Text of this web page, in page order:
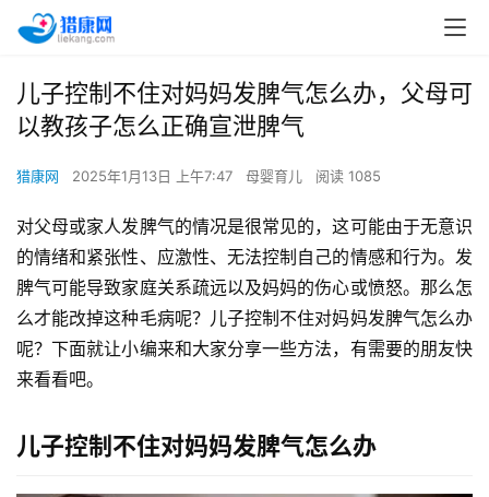
儿子控制不住对妈妈发脾气怎么办，父母可
以教孩子怎么正确宣泄脾气
猎康网 2025年1月13日 上午7:47 母婴育儿 阅读 1085
对父母或家人发脾气的情况是很常见的，这可能由于无意识
的情绪和紧张性、应激性、无法控制自己的情感和行为。发
脾气可能导致家庭关系疏远以及妈妈的伤心或愤怒。那么怎
么才能改掉这种毛病呢？儿子控制不住对妈妈发脾气怎么办
呢？下面就让小编来和大家分享一些方法，有需要的朋友快
来看看吧。
儿子控制不住对妈妈发脾气怎么办